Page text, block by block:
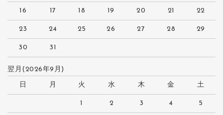
16 17 18 19 20 21 22
23 24 25 26 27 28 29
30 31
翌月(2026年9月)
日 月 火 水 木 金 土
1 2 3 4 5